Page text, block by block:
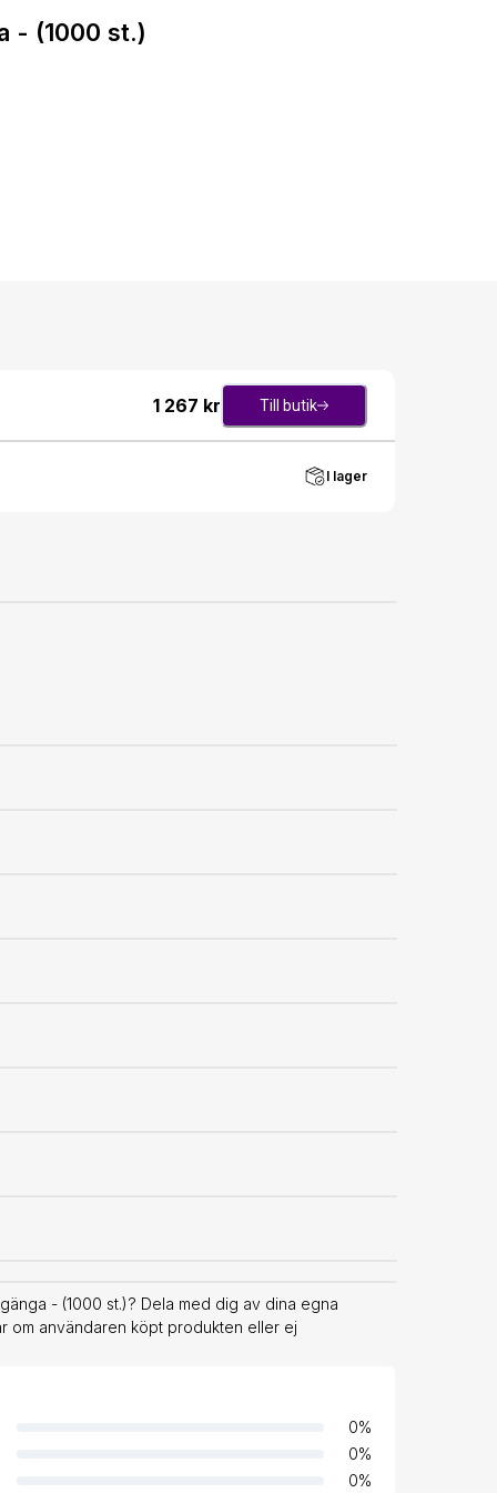
- (1000 st.)
1 267 kr Till butik
I lager
- (1000 st.)? Dela med dig av dina egna
om användaren köpt produkten eller ej
0%
0%
0%